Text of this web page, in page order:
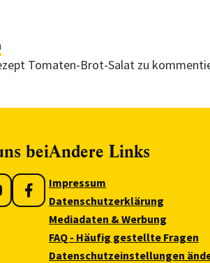
Tomaten-Brot-Salat zu
beiAndere Links
Impressum
Datenschutzerklärung
Mediadaten & Werbung
FAQ - Häufig gestellte Fragen
Datenschutzeinstellungen